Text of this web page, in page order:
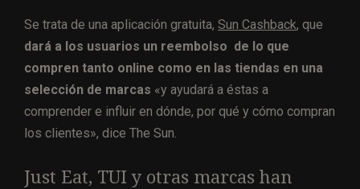
Se trata de una aplicación gratuita, Sun Cashback, que
dará a los usuarios un reembolso de lo que
compren tanto online como en las tiendas en una
selección de marcas «y ayudará a éstas a
comprender e influir en dónde, por qué y cómo compran
los clientes», dice The Sun.
Just Eat, TUI y otras marcas han